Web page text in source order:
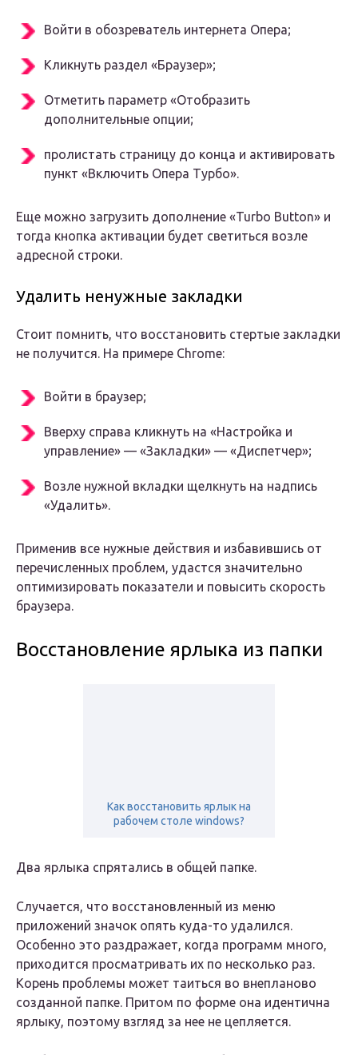
Войти в обозреватель интернета Опера;
Кликнуть раздел «Браузер»;
Отметить параметр «Отобразить
дополнительные опции;
пролистать страницу до конца и активировать
пункт «Включить Опера Турбо».
Еще можно загрузить дополнение «Turbo Button» и
тогда кнопка активации будет светиться возле
адресной строки.
Удалить ненужные закладки
Стоит помнить, что восстановить стертые закладки
не получится. На примере Chrome:
Войти в браузер;
Вверху справа кликнуть на «Настройка и
управление» — «Закладки» — «Диспетчер»;
Возле нужной вкладки щелкнуть на надпись
«Удалить».
Применив все нужные действия и избавившись от
перечисленных проблем, удастся значительно
оптимизировать показатели и повысить скорость
браузера.
Восстановление ярлыка из папки
Как восстановить ярлык на
рабочем столе windows?
Два ярлыка спрятались в общей папке.
Случается, что восстановленный из меню
приложений значок опять куда-то удалился.
Особенно это раздражает, когда программ много,
приходится просматривать их по несколько раз.
Корень проблемы может таиться во внепланово
созданной папке. Притом по форме она идентична
ярлыку, поэтому взгляд за нее не цепляется.